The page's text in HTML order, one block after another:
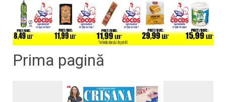
Prima pagină